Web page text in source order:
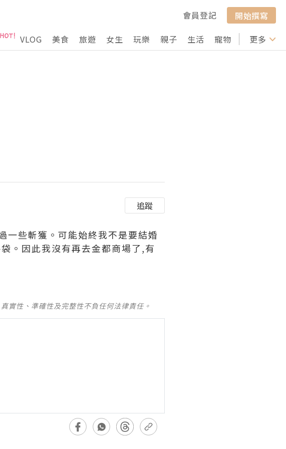
會員登記
開始撰寫
VLOG 美食 旅遊 女生 玩樂 親子 生活 寵物 行山 打卡
更多
追蹤
一些斬獲。可能始終我不是要結婚
。因此我沒有再去金都商場了,有
實性、準確性及完整性不負任何法律責任。